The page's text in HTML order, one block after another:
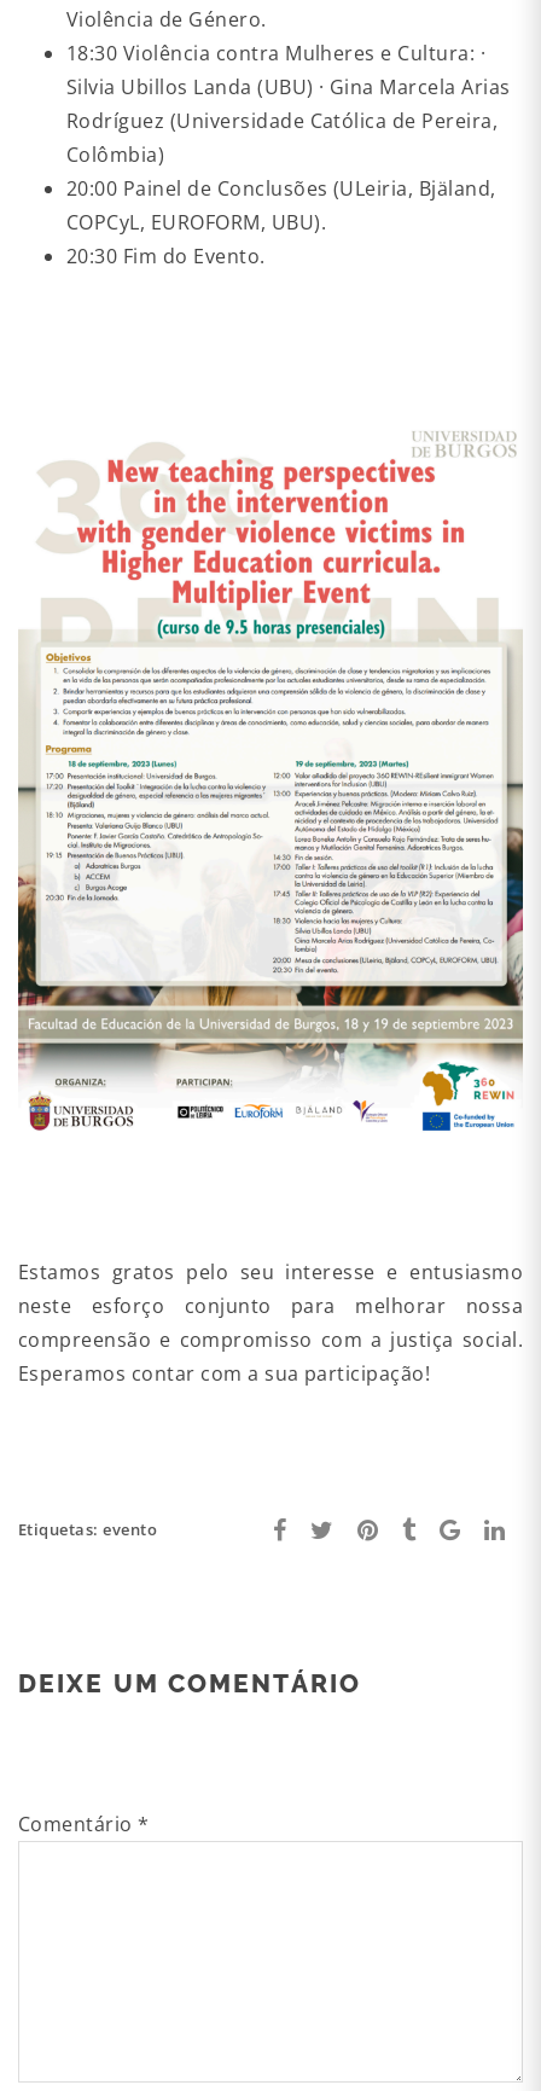
Violência de Género.
18:30 Violência contra Mulheres e Cultura: ·
Silvia Ubillos Landa (UBU) · Gina Marcela Arias
Rodríguez (Universidade Católica de Pereira,
Colômbia)
20:00 Painel de Conclusões (ULeiria, Bjäland,
COPCyL, EUROFORM, UBU).
20:30 Fim do Evento.
Estamos gratos pelo seu interesse e entusiasmo
neste esforço conjunto para melhorar nossa
compreensão e compromisso com a justiça social.
Esperamos contar com a sua participação!
Etiquetas:evento
DEIXE UM COMENTÁRIO
Comentário*